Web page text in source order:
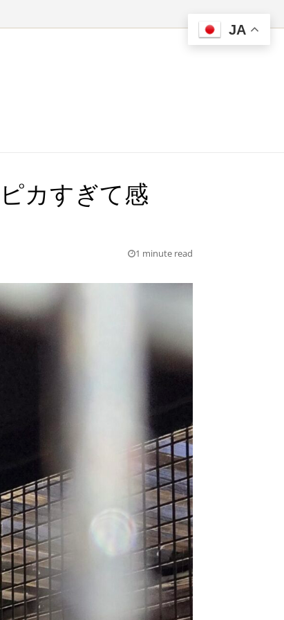
カすぎて感
1 minute read
JA